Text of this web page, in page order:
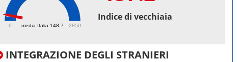
media Italia 148.7
0 2850
Indice di vecchiaia
INTEGRAZIONE DEGLI STRANIERI